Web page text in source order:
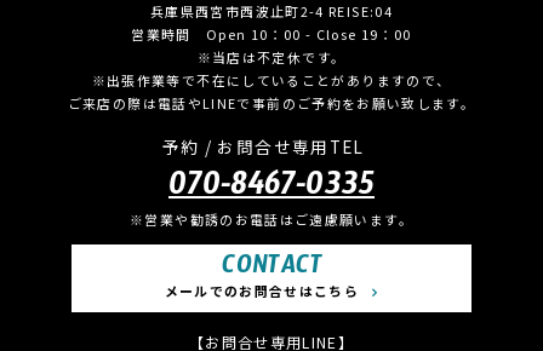
兵庫県西宮市西波止町2-4 REISE:04
営業時間 Open 10：00 - Close 19：00
※当店は不定休です。
※出張作業等で不在にしていることがありますので、
ご来店の際は電話やLINEで事前のご予約をお願い致します。
予約 / お問合せ専用TEL
070-8467-0335
※営業や勧誘のお電話はご遠慮願います。
CONTACT
メールでのお問合せはこちら
【お問合せ専用LINE】